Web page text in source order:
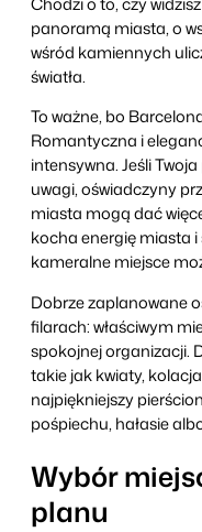
panoramą miasta, o
wśród kamiennych
światła.
To ważne, bo
Romantyczna i
intensywna. Jeśli
uwagi, oświadczyny
miasta mogą dać
kocha energię miasta
kameralne miejsce
Dobrze zaplanowane
filarach: właściwym
spokojnej organizacji.
takie jak kwiaty,
najpiękniejszy
pośpiechu, hałasie
Wybór
planu